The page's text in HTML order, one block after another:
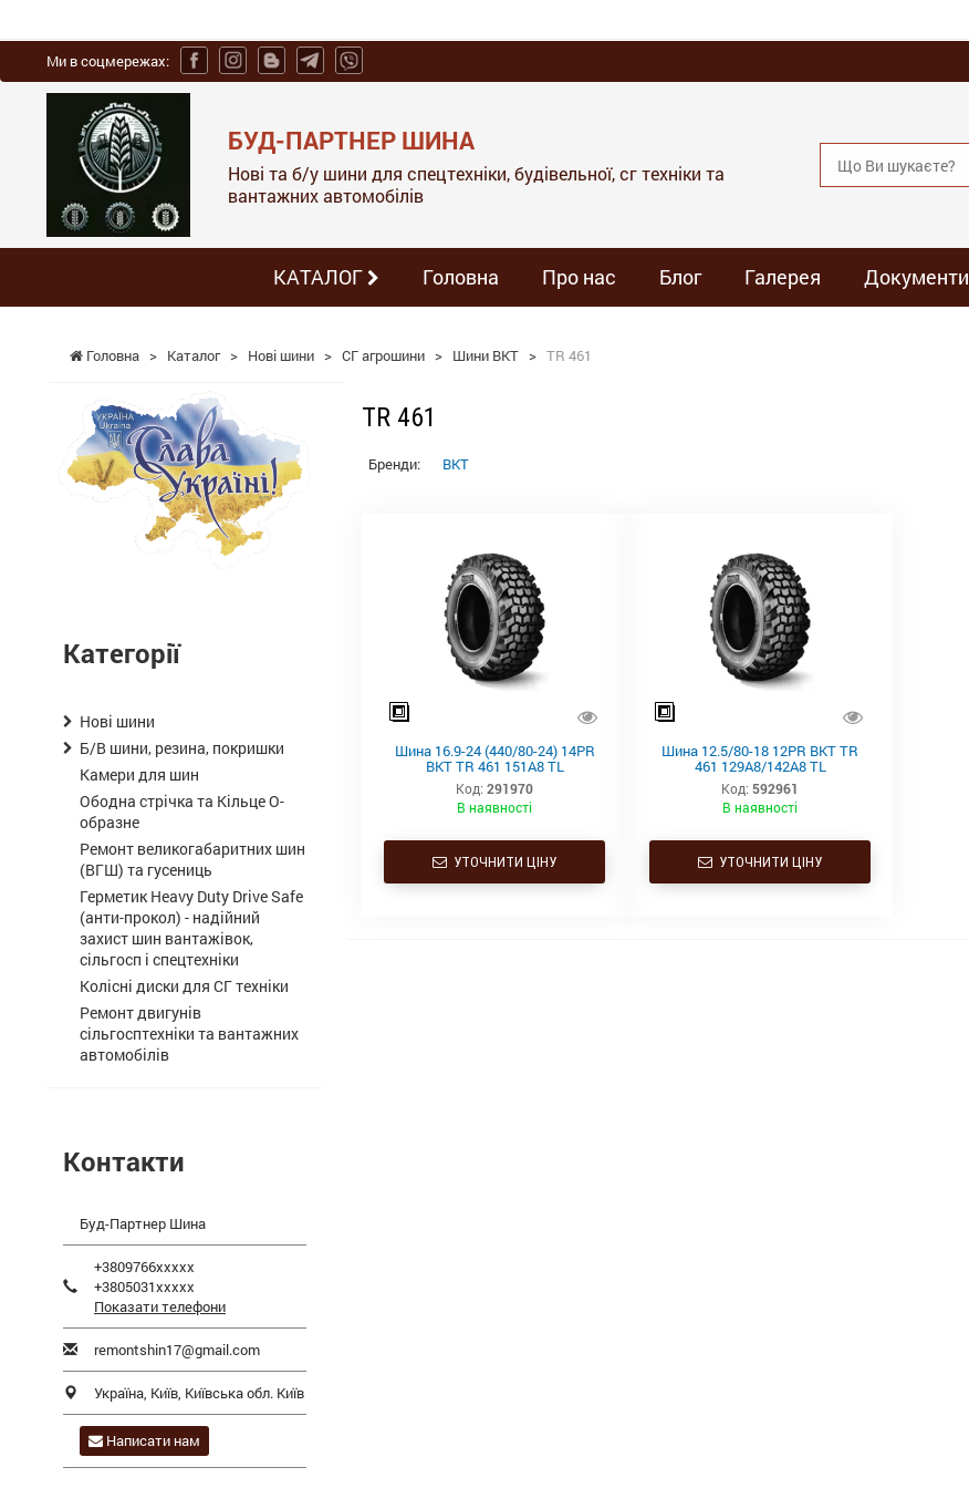
Ми в соцмережах:
БУД-ПАРТНЕР ШИНА
Нові та б/у шини для спецтехніки, будівельної, сг техніки та
вантажних автомобілів
КАТАЛОГ Головна Про нас Блог Галерея Документи
Головна > Каталог > Нові шини > СГ агрошини > Шини BKT > TR 461
TR 461
Бренди: BKT
Шина 16.9-24 (440/80-24) 14PR
BKT TR 461 151A8 TL
Код: 291970
В наявності
УТОЧНИТИ ЦІНУ
Шина 12.5/80-18 12PR BKT TR
461 129A8/142A8 TL
Код: 592961
В наявності
УТОЧНИТИ ЦІНУ
Категорії
Нові шини
Б/В шини, резина, покришки
Камери для шин
Ободна стрічка та Кільце О-
образне
Ремонт великогабаритних шин
(ВГШ) та гусениць
Герметик Heavy Duty Drive Safe
(анти-прокол) - надійний
захист шин вантажівок,
сільгосп і спецтехніки
Колісні диски для СГ техніки
Ремонт двигунів
сільгосптехніки та вантажних
автомобілів
Контакти
Буд-Партнер Шина
+3809766xxxxx
+3805031xxxxx
Показати телефони
remontshin17@gmail.com
Україна, Київ Київська обл. Київ
Написати нам